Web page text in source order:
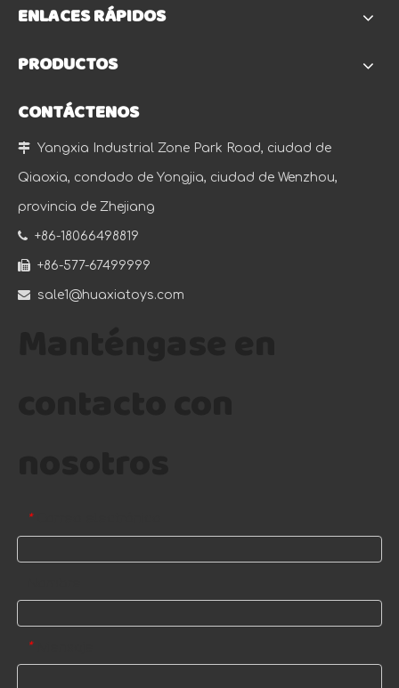
ENLACES RÁPIDOS
PRODUCTOS
CONTÁCTENOS
 Yangxia Industrial Zone Park Road, ciudad de
Qiaoxia, condado de Yongjia, ciudad de Wenzhou,
provincia de Zhejiang
 +86-18066498819
 +86-577-67499999
 sale1@huaxiatoys.com
*
*